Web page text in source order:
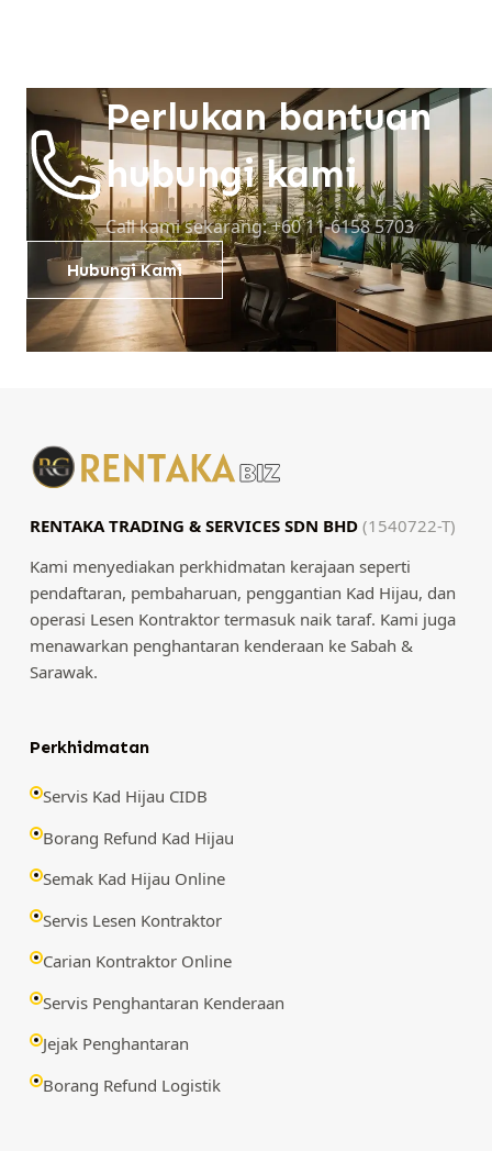
Perlukan bantuan
hubungi kami
Call kami sekarang: +60 11-6158 5703
Hubungi Kami
RENTAKA TRADING & SERVICES SDN BHD (1540722-T)
Kami menyediakan perkhidmatan kerajaan seperti
pendaftaran, pembaharuan, penggantian Kad Hijau, dan
operasi Lesen Kontraktor termasuk naik taraf. Kami juga
menawarkan penghantaran kenderaan ke Sabah &
Sarawak.
Perkhidmatan
Servis Kad Hijau CIDB
Borang Refund Kad Hijau
Semak Kad Hijau Online
Servis Lesen Kontraktor
Carian Kontraktor Online
Servis Penghantaran Kenderaan
Jejak Penghantaran
Borang Refund Logistik